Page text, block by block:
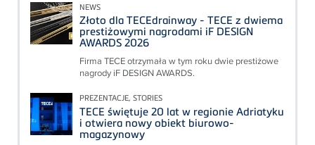
NEWS
Złoto dla TECEdrainway - TECE z dwiema
prestiżowymi nagrodami iF DESIGN
AWARDS 2026
Firma TECE otrzymała w tym roku dwie prestiżowe
nagrody iF DESIGN AWARDS.
PREZENTACJE, STORIES
TECE świętuje 20 lat w regionie Adriatyku
i otwiera nowy obiekt biurowo-
magazynowy